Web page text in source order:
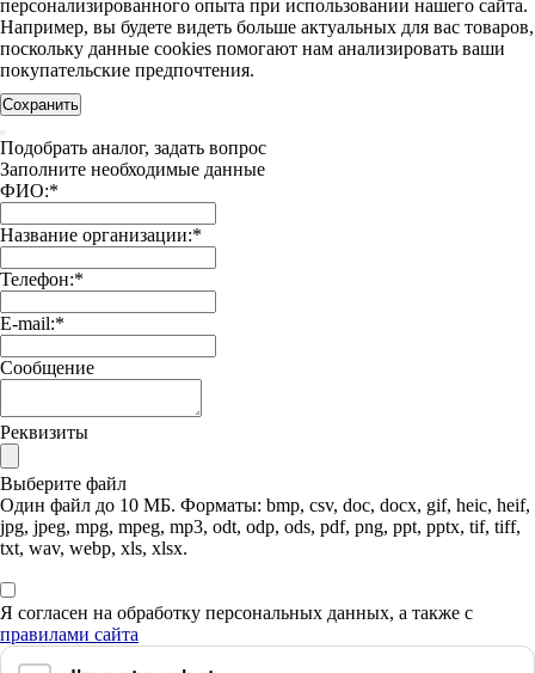
персонализированного опыта при использовании нашего сайта.
Например, вы будете видеть больше актуальных для вас товаров,
поскольку данные cookies помогают нам анализировать ваши
покупательские предпочтения.
Сохранить
Подобрать аналог, задать вопрос
Заполните необходимые данные
ФИО:*
Название организации:*
Телефон:*
E-mail:*
Сообщение
Реквизиты
Выберите файл
Один файл до 10 МБ. Форматы: bmp, csv, doc, docx, gif, heic, heif,
jpg, jpeg, mpg, mpeg, mp3, odt, odp, ods, pdf, png, ppt, pptx, tif, tiff,
txt, wav, webp, xls, xlsx.
Я согласен на обработку персональных данных, а также с
правилами сайта